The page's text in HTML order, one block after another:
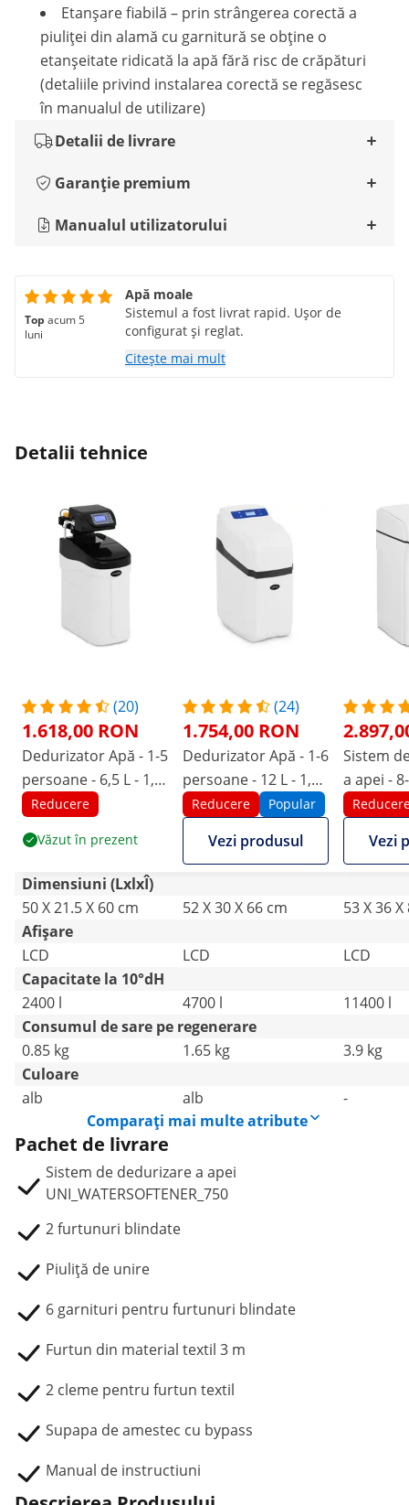
Etanșare fiabilă – prin strângerea corectă a
piuliței din alamă cu garnitură se obține o
etanșeitate ridicată la apă fără risc de crăpături
(detaliile privind instalarea corectă se regăsesc
în manualul de utilizare)
Detalii de livrare
Garanție premium
Manualul utilizatorului
Top acum 5
luni
Apă moale
Sistemul a fost livrat rapid. Ușor de
configurat și reglat.
Citește mai mult
Detalii tehnice
(20)
1.618,00 RON
Dedurizator Apă - 1-5
persoane - 6,5 L - 1,4-
2,8 m³/h
Reducere
Văzut în prezent
(24)
1.754,00 RON
Dedurizator Apă - 1-6
persoane - 12 L - 1,4-
2,6 m³/h
Reducere Popular
Vezi produsul
Sistem
a apei -
4,0 m³/h
Vezi
Dimensiuni (LxlxÎ)
50 X 21.5 X 60 cm
52 X 30 X 66 cm
53 X 36
Afișare
LCD
LCD
LCD
Capacitate la 10°dH
2400 l
4700 l
11400 l
Consumul de sare pe regenerare
0.85 kg
1.65 kg
3.9 kg
Culoare
alb
alb
-
Comparați mai multe atribute
Pachet de livrare
Sistem de dedurizare a apei
UNI_WATERSOFTENER_750
2 furtunuri blindate
Piuliță de unire
6 garnituri pentru furtunuri blindate
Furtun din material textil 3 m
2 cleme pentru furtun textil
Supapa de amestec cu bypass
Manual de instructiuni